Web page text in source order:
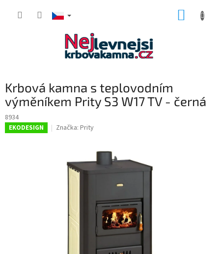
Krbová kamna s teplovodním
výměníkem Prity S3 W17 TV - černá
8934
EKODESIGN Značka: Prity